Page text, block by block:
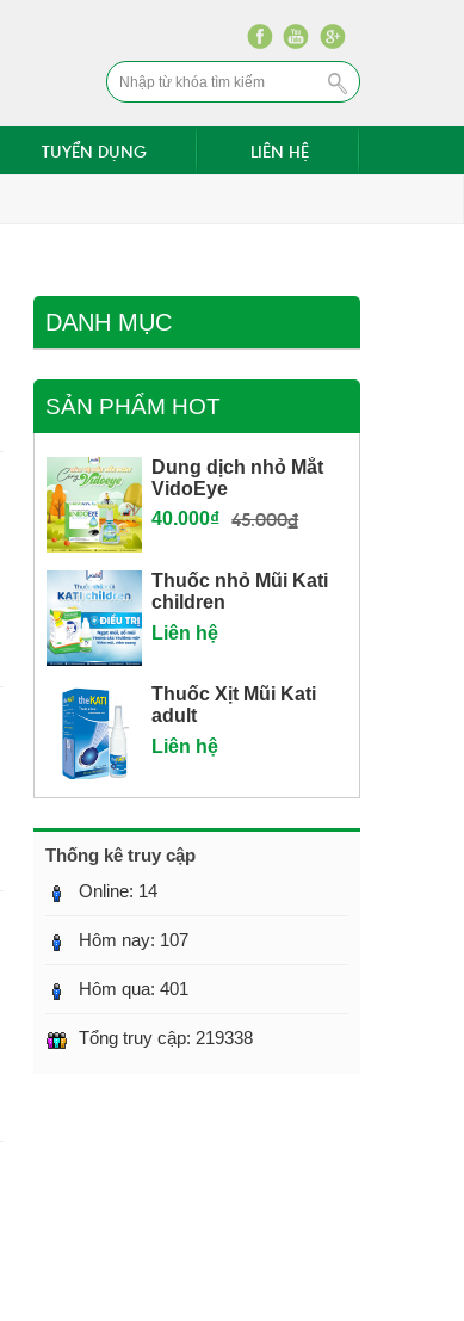
TUYỂN DỤNG LIÊN HỆ
DANH MỤC
SẢN PHẨM HOT
Dung dịch nhỏ Mắt
VidoEye
40.000₫
45.000₫
Thuốc nhỏ Mũi Kati
children
Liên hệ
Thuốc Xịt Mũi Kati
adult
Liên hệ
Thống kê truy cập
Online: 14
Hôm nay: 107
Hôm qua:401
Tổng truy cập: 219338